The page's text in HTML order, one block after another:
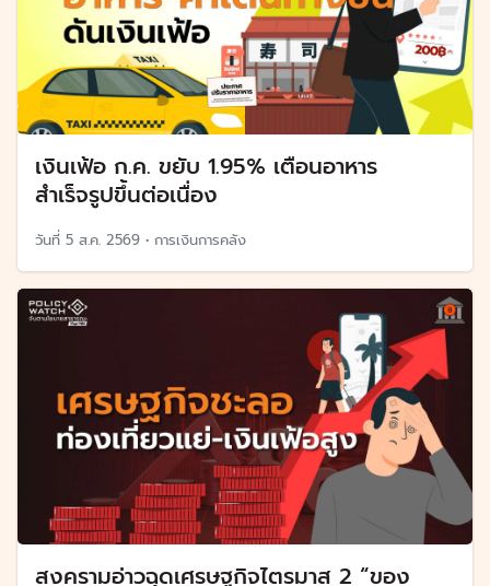
เงินเฟ้อ ก.ค. ขยับ 1.95% เตือนอาหาร
สำเร็จรูปขึ้นต่อเนื่อง
วันที่ 5 ส.ค. 2569 • การเงินการคลัง
สงครามอ่าวฉุดเศรษฐกิจไตรมาส 2 “ของ